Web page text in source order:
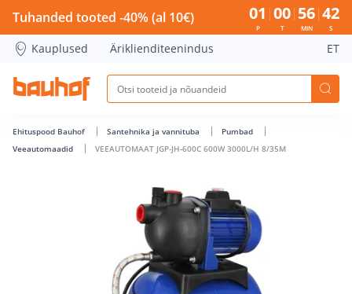
VEEAUTOMAAT JGP-JH-600C 600W 3000L/H 8/35M - Bauhof
Tuhanded tooted -40% (al 10€) 01
P
00
T
56
MIN
41
S
Kauplused Äriklienditeenindus ET
Ehituspood Bauhof Santehnika ja vannituba
Pumbad
Veeautomaadid
VEEAUTOMAAT JGP-JH-600C 600W 3000L/H 8/35M